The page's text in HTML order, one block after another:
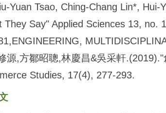
Yuan Tsao, Ching-Chang Lin*,
They Say" Applied Sciences 13, no.
源,方鄒昭聰,林慶昌&吳采軒
Studies, 17(4), 277-293.